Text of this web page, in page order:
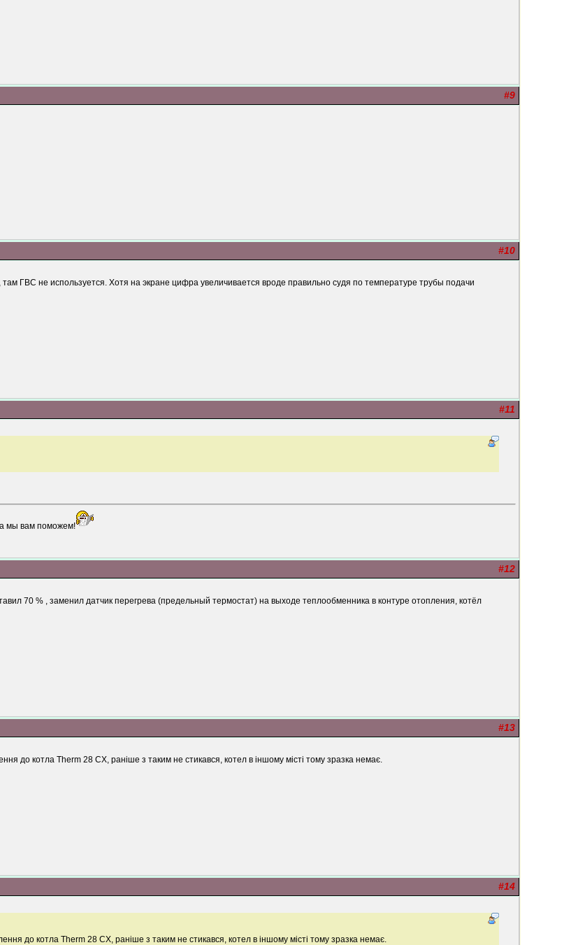
#9
#10
ГВС не используется. Хотя на экране цифра увеличивается вроде правильно судя по температуре трубы подачи
#11
мы вам поможем!
#12
70 % , заменил датчик перегрева (предельный термостат) на выходе теплообменника в контуре отопления, котёл
#13
до котла Therm 28 CX, раніше з таким не стикався, котел в іншому місті тому зразка немає.
#14
до котла Therm 28 CX, раніше з таким не стикався, котел в іншому місті тому зразка немає.